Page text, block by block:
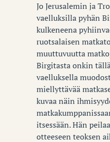
Jo Jerusalemin ja
vaelluksilla pyhän
kulkeneena
ruotsalaisen
muuttuvuutta
Birgitasta onkin
vaelluksella
miellyttävää
kuvaa näin
itsessään. Hän
otteeseen teoksen